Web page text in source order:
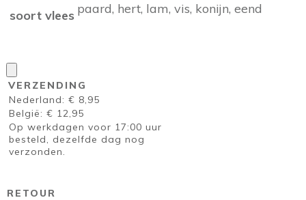
soort vlees paard, hert, lam, vis, konijn, eend
VERZENDING
Nederland: € 8,95
België: € 12,95
Op werkdagen voor 17:00 uur
besteld, dezelfde dag nog
verzonden.
RETOUR